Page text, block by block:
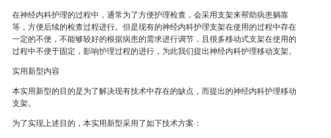
在神经内科护理的过程中，通常为了方便护理检查，会采用支架来帮助病患躺靠
等，方便后续的检查过程进行。但是现有的神经内科护理支架在使用的过程中存在
一定的不便，不能够较好的根据病患的需求进行调节，且很多移动式支架在使用的
过程中不便于固定，影响护理过程的进行，为此我们提出神经内科护理移动支架。
实用新型内容
本实用新型的目的是为了解决现有技术中存在的缺点，而提出的神经内科护理移动
支架。
为了实现上述目的，本实用新型采用了如下技术方案：